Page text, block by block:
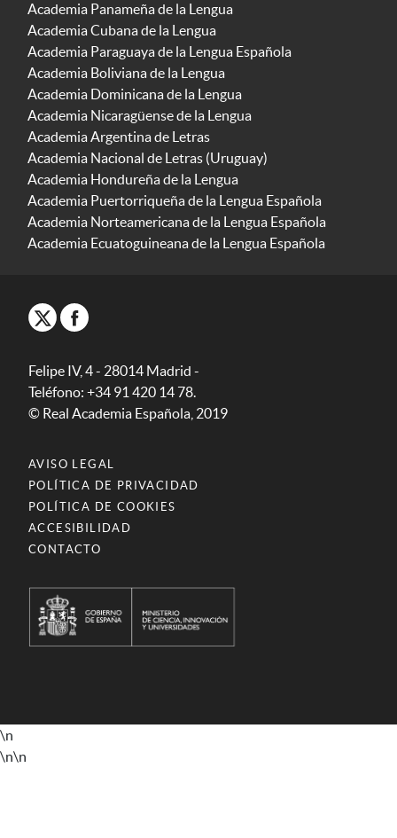
Academia Panameña de la Lengua
Academia Cubana de la Lengua
Academia Paraguaya de la Lengua Española
Academia Boliviana de la Lengua
Academia Dominicana de la Lengua
Academia Nicaragüense de la Lengua
Academia Argentina de Letras
Academia Nacional de Letras (Uruguay)
Academia Hondureña de la Lengua
Academia Puertorriqueña de la Lengua Española
Academia Norteamericana de la Lengua Española
Academia Ecuatoguineana de la Lengua Española
Felipe IV, 4 - 28014 Madrid -
Teléfono: +34 91 420 14 78.
© Real Academia Española, 2019
AVISO LEGAL
POLÍTICA DE PRIVACIDAD
POLÍTICA DE COOKIES
ACCESIBILIDAD
CONTACTO
\n
\n\n